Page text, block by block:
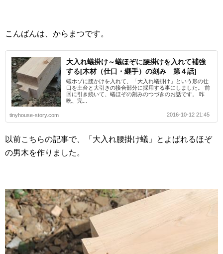
こんばんは、からまつです。
大入れ蟻掛け～蟻ほぞに腰掛けを入れて補強
する[木材（仕口・継手）の刻み 第４話]
蟻ホゾに腰かけを入れて、「大入れ蟻掛け」という形の仕
口を土台と大引きの接合部分に採用する事にしました。 前
回に引き続いて、蟻ほぞの刻みのつづきのお話です。 昨
晩、完...
tinyhouse-story.com 2016-10-12 21:45
以前こちらの記事で、「大入れ腰掛け蟻」とよばれるほぞ
の男木を作りました。